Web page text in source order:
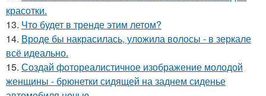
красотки.
13. Что будет в тренде этим летом?
14. Вроде бы накрасилась, уложила волосы - в зеркале
всё идеально.
15. Создай фотореалистичное изображение молодой
женщины - брюнетки сидящей на заднем сиденье